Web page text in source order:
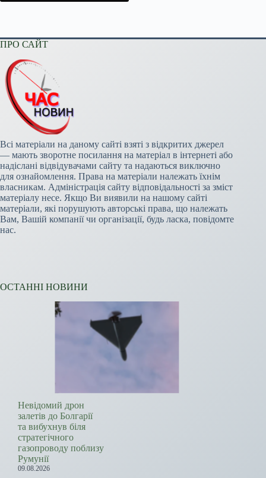
ПРО САЙТ
Всі матеріали на даному сайті взяті з відкритих джерел
— мають зворотне посилання на матеріал в інтернеті або
надіслані відвідувачами сайту та надаються виключно
для ознайомлення. Права на матеріали належать їхнім
власникам. Адміністрація сайту відповідальності за зміст
матеріалу несе. Якщо Ви виявили на нашому сайті
матеріали, які порушують авторські права, що належать
Вам, Вашій компанії чи організації, будь ласка, повідомте
нас.
ОСТАННІ НОВИНИ
Невідомий дрон
залетів до Болгарії
та вибухнув біля
стратегічного
газопроводу поблизу
Румунії
09.08.2026